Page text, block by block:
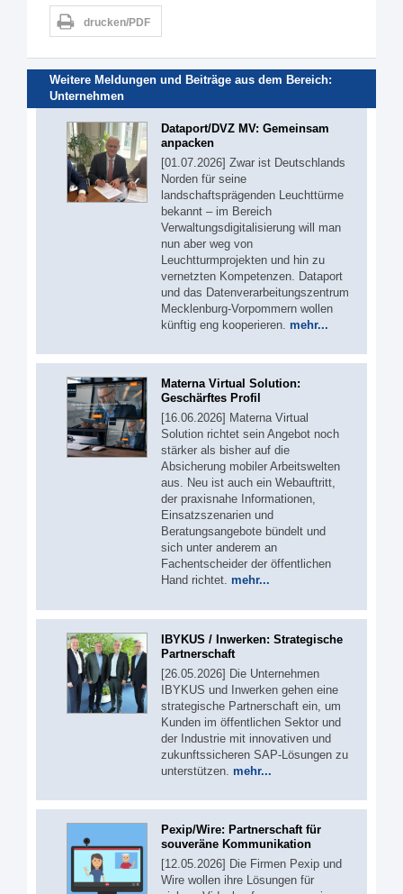
drucken/PDF
Weitere Meldungen und Beiträge aus dem Bereich:
Unternehmen
Dataport/DVZ MV: Gemeinsam
anpacken
[01.07.2026] Zwar ist Deutschlands
Norden für seine
landschaftsprägenden Leuchttürme
bekannt – im Bereich
Verwaltungsdigitalisierung will man
nun aber weg von
Leuchtturmprojekten und hin zu
vernetzten Kompetenzen. Dataport
und das Datenverarbeitungszentrum
Mecklenburg-Vorpommern wollen
künftig eng kooperieren. mehr...
Materna Virtual Solution:
Geschärftes Profil
[16.06.2026] Materna Virtual
Solution richtet sein Angebot noch
stärker als bisher auf die
Absicherung mobiler Arbeitswelten
aus. Neu ist auch ein Webauftritt,
der praxisnahe Informationen,
Einsatzszenarien und
Beratungsangebote bündelt und
sich unter anderem an
Fachentscheider der öffentlichen
Hand richtet. mehr...
IBYKUS / Inwerken: Strategische
Partnerschaft
[26.05.2026] Die Unternehmen
IBYKUS und Inwerken gehen eine
strategische Partnerschaft ein, um
Kunden im öffentlichen Sektor und
der Industrie mit innovativen und
zukunftssicheren SAP-Lösungen zu
unterstützen. mehr...
Pexip/Wire: Partnerschaft für
souveräne Kommunikation
[12.05.2026] Die Firmen Pexip und
Wire wollen ihre Lösungen für